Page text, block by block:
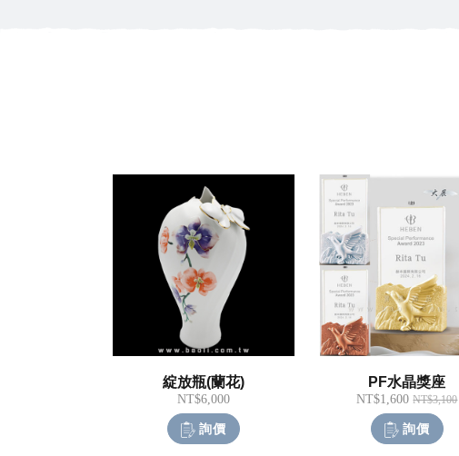
綻放瓶(蘭花)
NT$6,000
詢價
PF水晶獎座
NT$1,600 NT$3,100
詢價